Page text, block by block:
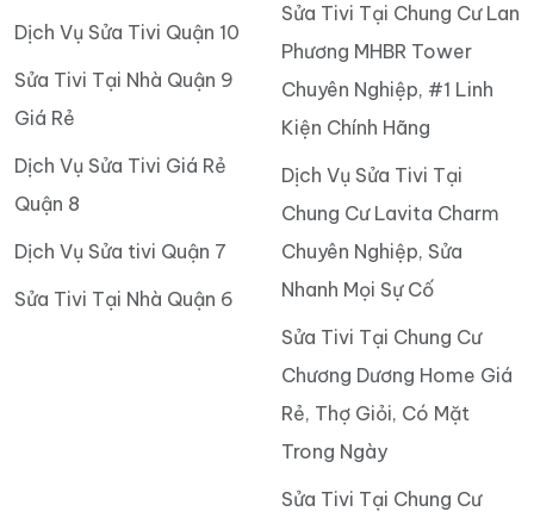
Dịch Vụ Sửa Tivi Quận 10
Sửa Tivi Tại Nhà Quận 9
Giá Rẻ
Dịch Vụ Sửa Tivi Giá Rẻ
Quận 8
Dịch Vụ Sửa tivi Quận 7
Sửa Tivi Tại Nhà Quận 6
Sửa Tivi Tại Chung Cư Lan
Phương MHBR Tower
Chuyên Nghiệp, #1 Linh
Kiện Chính Hãng
Dịch Vụ Sửa Tivi Tại
Chung Cư Lavita Charm
Chuyên Nghiệp, Sửa
Nhanh Mọi Sự Cố
Sửa Tivi Tại Chung Cư
Chương Dương Home Giá
Rẻ, Thợ Giỏi, Có Mặt
Trong Ngày
Sửa Tivi Tại Chung Cư